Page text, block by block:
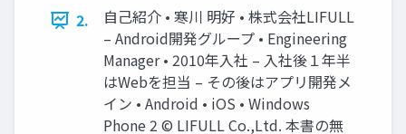
2.
自己紹介 • 寒川 明好 • 株式会社LIFULL
– Android開発グループ • Engineering
Manager • 2010年入社 – 入社後１年半
はWebを担当 – その後はアプリ開発メ
イン • Android • iOS • Windows
Phone 2 © LIFULL Co.,Ltd. 本書の無